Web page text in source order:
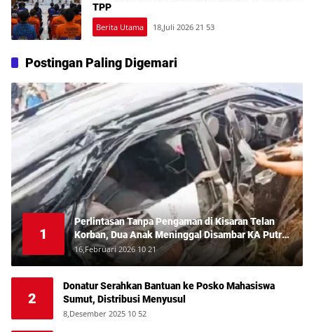
TPP
Berita Utama 18,Juli 2026 21 53
Postingan Paling Digemari
1
Perlintasan Tanpa Pengaman di Kisaran Telan
Korban, Dua Anak Meninggal Disambar KA Putri
Deli
16,Februari 2026 10 21
2
Donatur Serahkan Bantuan ke Posko Mahasiswa
Sumut, Distribusi Menyusul
8,Desember 2025 10 52